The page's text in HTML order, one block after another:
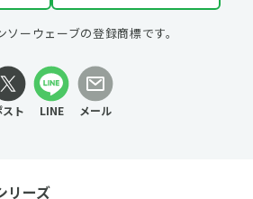
ーウェーブの登録商標です。
スト LINE メール
リーズ